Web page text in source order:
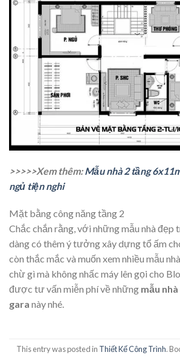
>>>>>Xem thêm:Mẫu nhà 2 tầng
ngủ tiện nghi
Mặt bằng công năng tầng 2
Chắc chắn rằng, với những mẫu nhà đẹp
dàng có thêm ý tưởng xây dựng tổ ấm
còn thắc mắc và muốn xem nhiều mẫu
chừ gì mà không nhấc máy lên gọi cho
được tư vấn miễn phí về những mẫu
gara này nhé.
This entry was posted in Thiết Kế Công Trình.